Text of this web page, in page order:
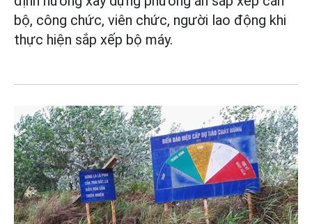
bộ, công chức, viên chức, người lao động khi
thực hiện sắp xếp bộ máy.